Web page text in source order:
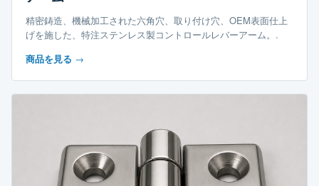
精密鋳造、機械加工された六角穴、取り付け穴、OEM表面仕上
げを施した、特注ステンレス製コントロールレバーアーム。.
商品を見る →